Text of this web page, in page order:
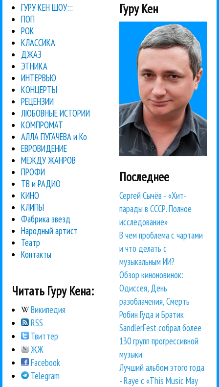
ГУРУ КЕН ШОУ:::
ПОП
РОК
КЛАССИКА
ДЖАЗ
ЭТНИКА
ИНТЕРВЬЮ
КОНЦЕРТЫ
РЕЦЕНЗИИ
ЛЮБОВНЫЕ ИСТОРИИ
КОМПРОМАТ
АЛЛА ПУГАЧЕВА и Ко
ЕВРОВИДЕНИЕ
МЕЖДУ ЖАНРОВ
ПРОФИ
ТВ и РАДИО
КИНО
КЛИПЫ
Фабрика звезд
Народный артист
Театр
Контакты
Читать Гуру Кена:
Википедия
RSS
Твиттер
ЖЖ
Facebook
Telegram
Гуру Кен
Последнее
Сергей Сычёв - «Хит-
парады в СССР. Полное
исследование»
В чем проблема с чартами
и что делать с
музыкальным ИИ?
Обзор киноновинок:
Одиссея, День
разоблачения, Смерть
Робин Гуда и Братик
SandlerFest собрал более
130 групп прогрессивной
музыки
Лучший альбом этого года
- Raye с «This Music May